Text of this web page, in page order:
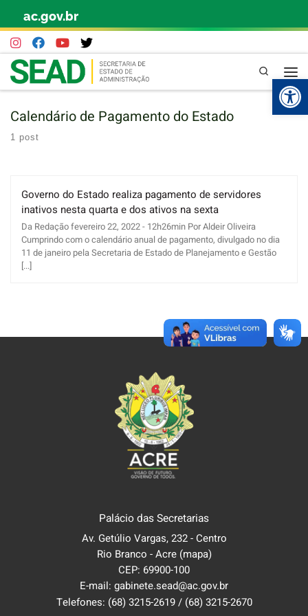
Skip to content
ac.gov.br
Pesquisa
Calendário de Pagamento do Estado
1 post
Governo do Estado realiza pagamento de servidores
inativos nesta quarta e dos ativos na sexta
Da Redação fevereiro 22, 2022 - 12h26min Por Aldeir Oliveira
Cumprindo com o calendário anual de pagamento, divulgado no dia
11 de janeiro pela Secretaria de Estado de Planejamento e Gestão
[...]
Palácio das Secretarias
Av. Getúlio Vargas, 232 - Centro
Rio Branco - Acre (mapa)
CEP: 69900-100
E-mail: gabinete.sead@ac.gov.br
Telefones: (68) 3215-2619/ (68) 3215-2670